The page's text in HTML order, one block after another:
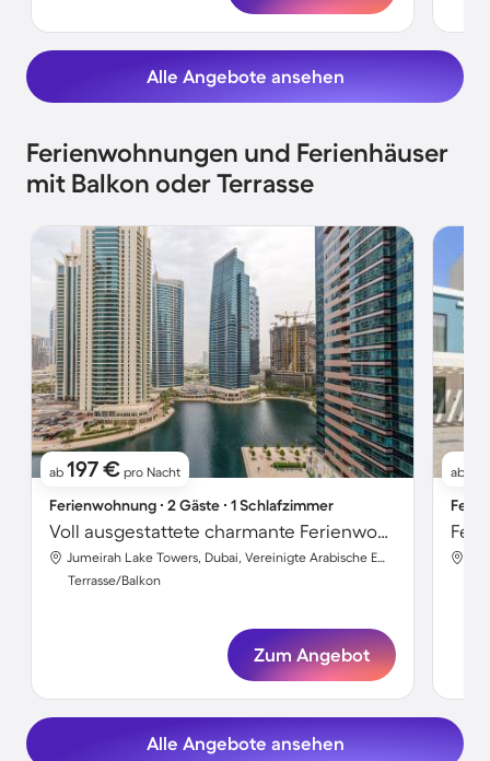
Alle Angebote ansehen
Ferienwohnungen und Ferienhäuser
mit Balkon oder Terrasse
ab 197 € pro Nacht
Ferienwohnung ∙ 2 Gäste ∙ 1 Schlafzimmer
Voll ausgestattete charmante Ferienwohnung mit Sauna, Garten und Pool
Jumeirah Lake Towers, Dubai, Vereinigte Arabische Emirate
Terrasse/Balkon
Zum Angebot
ab
Alle Angebote ansehen